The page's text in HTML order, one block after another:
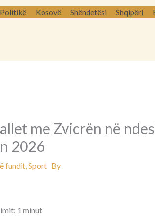
Politikë Kosovë Shëndetësi Shqipëri
me Zvicrën në
2026
fundit,SportBy
1 minut